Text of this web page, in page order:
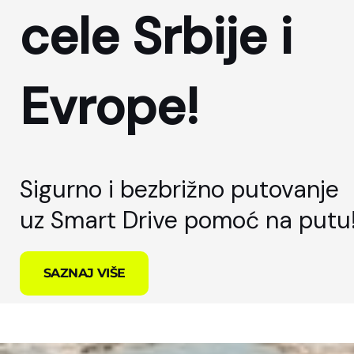
cele Srbije i
Evrope!
Sigurno i bezbrižno putovanje
uz Smart Drive pomoć na
SAZNAJ VIŠE